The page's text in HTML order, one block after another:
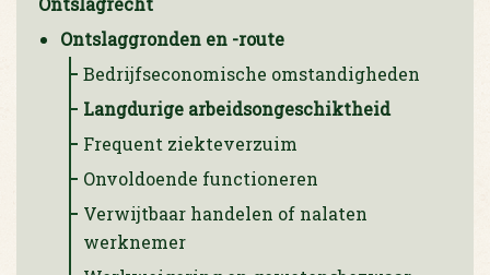
Ontslaggronden en -route
Bedrijfseconomische omstandigheden
Langdurige arbeidsongeschiktheid
Frequent ziekteverzuim
Onvoldoende functioneren
Verwijtbaar handelen of nalaten
werknemer